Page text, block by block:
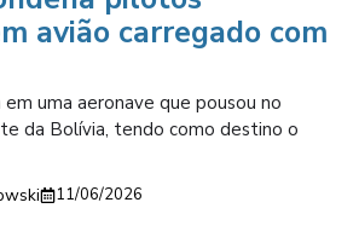
avião carregado com
uma aeronave que pousou no
da Bolívia, tendo como destino o
11/06/2026